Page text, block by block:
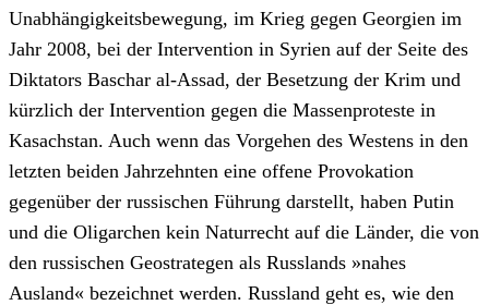
Unabhängigkeitsbewegung, im Krieg gegen Georgien im
Jahr 2008, bei der Intervention in Syrien auf der Seite des
Diktators Baschar al-Assad, der Besetzung der Krim und
kürzlich der Intervention gegen die Massenproteste in
Kasachstan. Auch wenn das Vorgehen des Westens in den
letzten beiden Jahrzehnten eine offene Provokation
gegenüber der russischen Führung darstellt, haben Putin
und die Oligarchen kein Naturrecht auf die Länder, die von
den russischen Geostrategen als Russlands »nahes
Ausland« bezeichnet werden. Russland geht es, wie den